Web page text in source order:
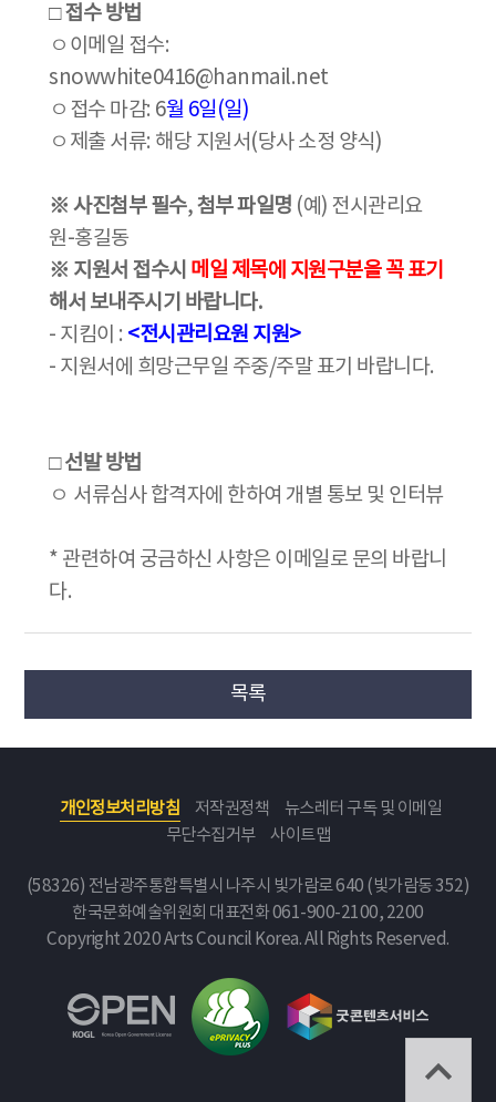
□ 접수 방법
ㅇ이메일 접수:
snowwhite0416@hanmail.net
ㅇ접수 마감: 6월 6일(일)
ㅇ제출 서류: 해당 지원서(당사 소정 양식)
※ 사진첨부 필수,첨부 파일명 (예) 전시관리요
원-홍길동
※ 지원서 접수시 메일 제목에 지원구분을 꼭 표기
해서 보내주시기 바랍니다.
- 지킴이 : <전시관리요원 지원>
- 지원서에 희망근무일 주중/주말 표기 바랍니다.
□ 선발 방법
ㅇ 서류심사 합격자에 한하여 개별 통보 및 인터뷰
* 관련하여 궁금하신 사항은 이메일로 문의 바랍니
다.
목록
개인정보처리방침 저작권정책
뉴스레터 구독 및 이메일
무단수집거부
사이트맵
(58326) 전남광주통합특별시 나주시 빛가람로 640 (빛가람동 352)
한국문화예술위원회 대표전화 061-900-2100, 2200
Copyright 2020 Arts Council Korea. All Rights Reserved.